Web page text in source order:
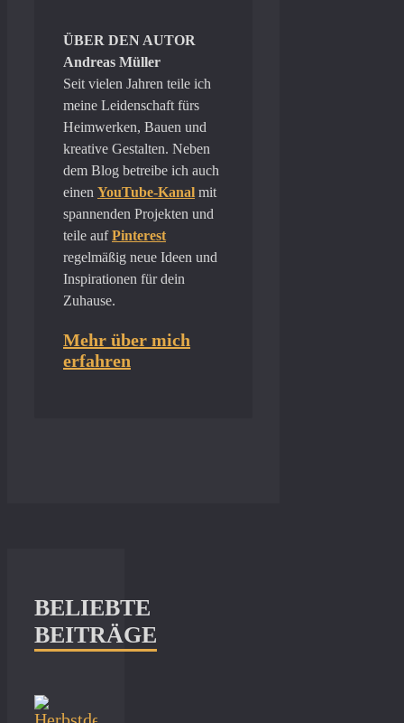
ÜBER DEN AUTOR
Andreas Müller
Seit vielen Jahren teile ich
meine Leidenschaft fürs
Heimwerken, Bauen und
kreative Gestalten. Neben
dem Blog betreibe ich auch
einen YouTube-Kanal mit
spannenden Projekten und
teile aufPinterest
regelmäßig neue Ideen und
Inspirationen für dein
Zuhause.
Mehr über mich
erfahren
BELIEBTE
BEITRÄGE